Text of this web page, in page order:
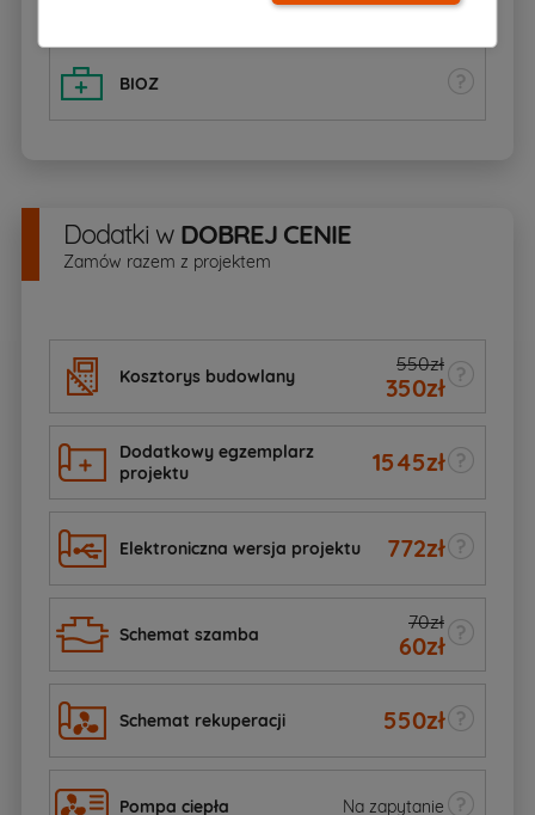
BIOZ
Dodatki w DOBREJ CENIE
Zamów razem z projektem
Kosztorys budowlany
550zł
350zł
Dodatkowy egzemplarz
projektu
1545zł
Elektroniczna wersja projektu 772zł
Schemat szamba
70zł
60zł
Schemat rekuperacji 550zł
Pompa ciepła Na zapytanie